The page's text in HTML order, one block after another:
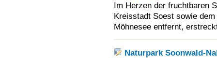
Im Herzen der fruchtbaren
Kreisstadt Soest sowie
Möhnesee entfernt,
Naturpark Soonwald-